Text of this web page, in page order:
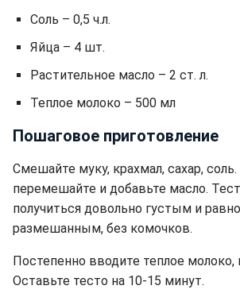
Соль – 0,5 ч.л.
Яйца – 4 шт.
Растительное масло – 2 ст. л.
Теплое молоко – 500 мл
Пошаговое приготовление
Смешайте муку, крахмал, сахар,
перемешайте и добавьте масло.
получиться довольно густым и
размешанным, без комочков.
Постепенно вводите теплое
Оставьте тесто на 10-15 минут.